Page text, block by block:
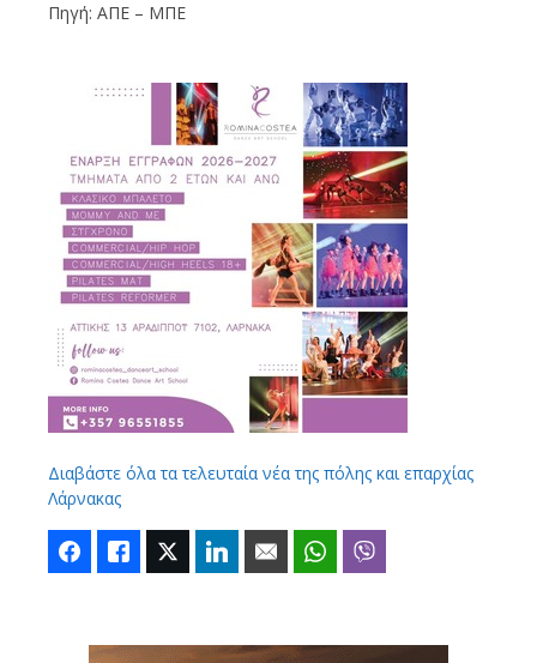
Πηγή: ΑΠΕ – ΜΠΕ
Διαβάστε όλα τα τελευταία νέα της πόλης και επαρχίας
Λάρνακας
FacebookLike Twitter LinkedIn Email WhatsApp